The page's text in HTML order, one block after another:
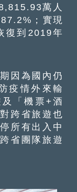
萬人
；實現
復到2019年
因為國內仍
疫情外來輸
「機票+酒
跨省旅遊也
所有出入中
省團隊旅遊